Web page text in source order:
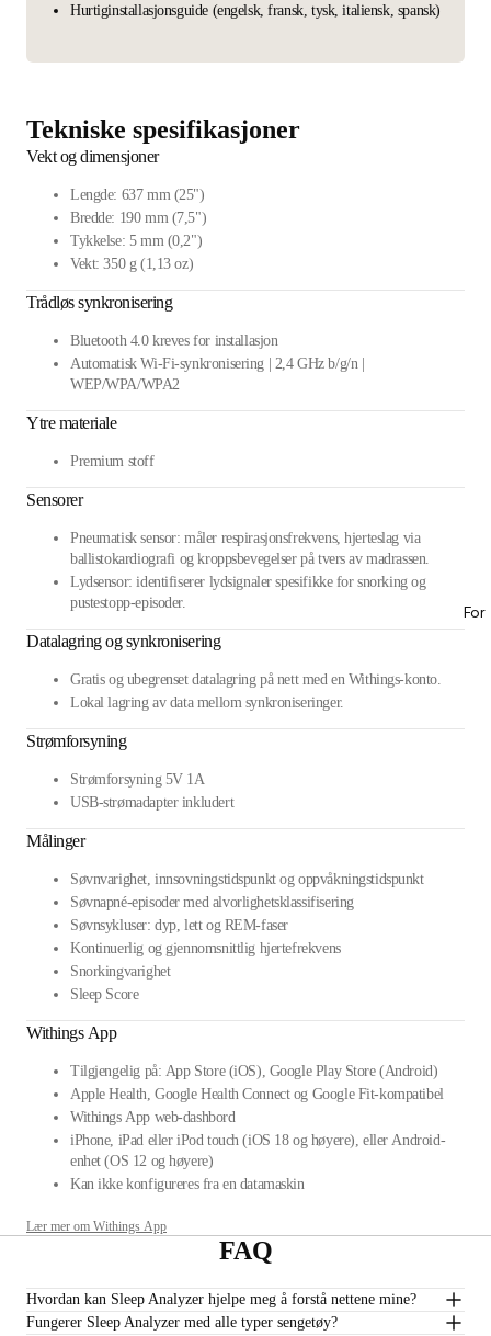
Hurtiginstallasjonsguide (engelsk, fransk, tysk, italiensk, spansk)
Tekniske spesifikasjoner
Vekt og dimensjoner
Lengde: 637 mm (25")
Bredde: 190 mm (7,5")
Tykkelse: 5 mm (0,2")
Vekt: 350 g (1,13 oz)
Trådløs synkronisering
Bluetooth 4.0 kreves for installasjon
Automatisk Wi-Fi-synkronisering | 2,4 GHz b/g/n |
WEP/WPA/WPA2
Ytre materiale
Premium stoff
Sensorer
Pneumatisk sensor: måler respirasjonsfrekvens, hjerteslag via
ballistokardiografi og kroppsbevegelser på tvers av madrassen.
Lydsensor: identifiserer lydsignaler spesifikke for snorking og
pustestopp-episoder.
Datalagring og synkronisering
Gratis og ubegrenset datalagring på nett med en Withings-konto.
Lokal lagring av data mellom synkroniseringer.
Strømforsyning
Strømforsyning 5V 1A
USB-strømadapter inkludert
Målinger
Søvnvarighet, innsovningstidspunkt og oppvåkningstidspunkt
Søvnapné-episoder med alvorlighetsklassifisering
Søvnsykluser: dyp, lett og REM-faser
Kontinuerlig og gjennomsnittlig hjertefrekvens
Snorkingvarighet
Sleep Score
Withings App
Tilgjengelig på: App Store (iOS), Google Play Store (Android)
Apple Health, Google Health Connect og Google Fit-kompatibel
Withings App web-dashbord
iPhone, iPad eller iPod touch (iOS 18 og høyere), eller Android-
enhet (OS 12 og høyere)
Kan ikke konfigureres fra en datamaskin
Lær mer om Withings App
FAQ
Hvordan kan Sleep Analyzer hjelpe meg å forstå nettene mine?
Fungerer Sleep Analyzer med alle typer sengetøy?